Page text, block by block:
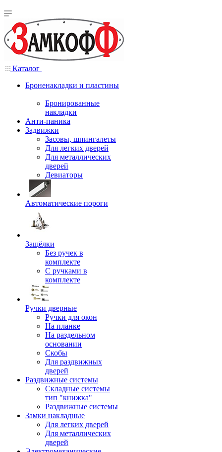
Каталог
Броненакладки и пластины
Бронированные
накладки
Анти-паника
Задвижки
Засовы, шпингалеты
Для легких дверей
Для металлических
дверей
Девиаторы
Автоматические пороги
Защёлки
Без ручек в
комплекте
С ручками в
комплекте
Ручки дверные
Ручки для окон
На планке
На раздельном
основании
Скобы
Для раздвижных
дверей
Раздвижные системы
Складные системы
тип "книжка"
Раздвижные системы
Замки накладные
Для легких дверей
Для металлических
дверей